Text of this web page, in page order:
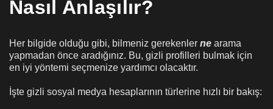
Nasıl Anlaşılır?
Her bilgide olduğu gibi, bilmeniz gerekenler ne arama
yapmadan önce aradığınız. Bu, gizli profilleri bulmak için
en iyi yöntemi seçmenize yardımcı olacaktır.
İşte gizli sosyal medya hesaplarının türlerine hızlı bir bakış: